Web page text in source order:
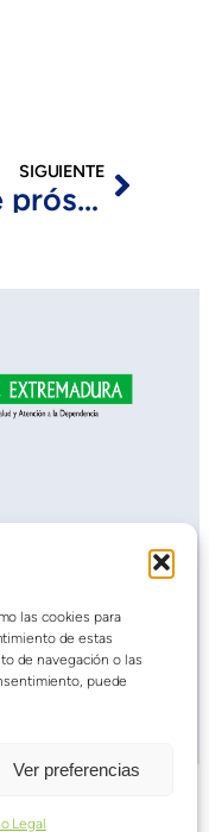
las cookies para
de estas
de navegación o las
puede
Ver preferencias
Legal
SIGUIENTE
Manejo básico del cáncer de próstata avanzado